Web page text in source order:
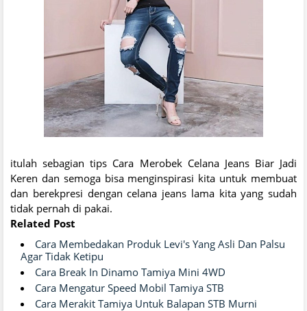
itulah sebagian tips Cara Merobek Celana Jeans Biar Jadi
Keren dan semoga bisa menginspirasi kita untuk membuat
dan berekpresi dengan celana jeans lama kita yang sudah
tidak pernah di pakai.
Related Post
Cara Membedakan Produk Levi's Yang Asli Dan Palsu
Agar Tidak Ketipu
Cara Break In Dinamo Tamiya Mini 4WD
Cara Mengatur Speed Mobil Tamiya STB
Cara Merakit Tamiya Untuk Balapan STB Murni